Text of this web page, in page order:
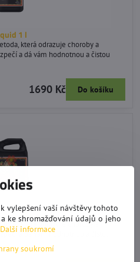
1 l
která odrazuje choroby a
a dá vám hodnotnou a čistou
1690 Kč Do košíku
4 l
která odrazuje choroby a
a dá vám hodnotnou a čistou
vylepšení vaší návštěvy tohoto
ke shromažďování údajů o jeho
Další informace
soukromí